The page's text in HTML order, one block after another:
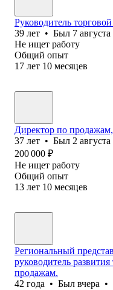
Руководитель
39 лет • Был 7 августа
Не ищет работу
Общий опыт
17 лет 10 месяцев
Директор по
37 лет • Был 2 августа
200 000 ₽
Не ищет работу
Общий опыт
13 лет 10 месяцев
Региональный
руководитель
продажам.
42 года • Был вчера •